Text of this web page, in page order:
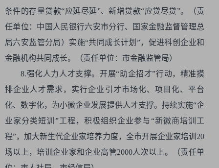
条件的存量贷款“应延尽延”、新增贷款“应贷尽贷”。（责
任单位：中国人民银行六安市分行、国家金融监督管理总
局六安监管分局）实施“共同成长计划”，促进科创企业和
金融机构共同成长。（责任单位：市金融监管局）
8.强化人力人才支撑。开展“助企招才”行动，精准摸
排企业人才需求，实行企业引才市场化、项目化、平台
化、数字化，为小微企业发展提供人才支撑。持续实施“企
业家分类短训”工程，积极组织企业参与“新徽商培训工
程”，加大新生代企业家培养力度，全市开展企业家培训20
场以上，培训企业家和企业高管2000人次以上。（责任单